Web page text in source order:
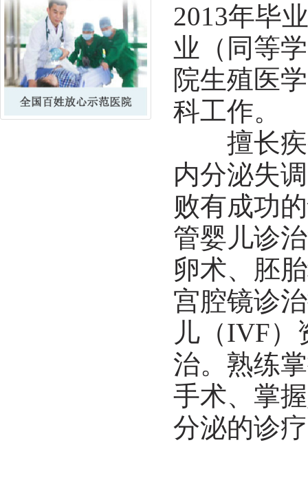
2013年毕
业（同等
院生殖医
科工作。
擅长疾
内分泌失
败有成功
管婴儿诊
卵术、胚
宫腔镜诊
儿（IVF
治。熟练
手术、掌
分泌的诊